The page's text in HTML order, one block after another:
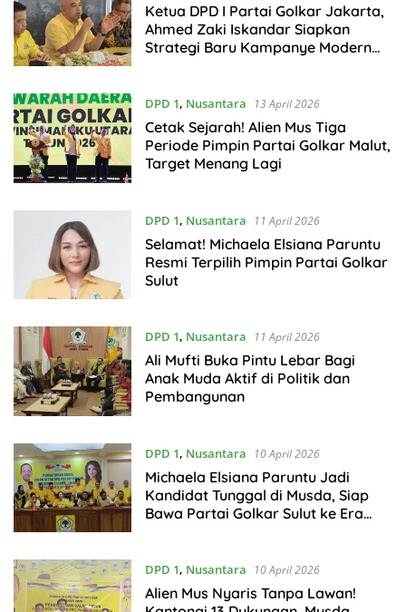
Ketua DPD I Partai Golkar Jakarta,
Ahmed Zaki Iskandar Siapkan
Strategi Baru Kampanye Modern
DPD 1, Nusantara 13 April 2026
Cetak Sejarah! Alien Mus Tiga
Periode Pimpin Partai Golkar Malut,
Target Menang Lagi
DPD 1, Nusantara 11 April 2026
Selamat! Michaela Elsiana Paruntu
Resmi Terpilih Pimpin Partai Golkar
Sulut
DPD 1, Nusantara 11 April 2026
Ali Mufti Buka Pintu Lebar Bagi
Anak Muda Aktif di Politik dan
Pembangunan
DPD 1, Nusantara 10 April 2026
Michaela Elsiana Paruntu Jadi
Kandidat Tunggal di Musda, Siap
Bawa Partai Golkar Sulut ke Era
DPD 1, Nusantara 10 April 2026
Alien Mus Nyaris Tanpa Lawan!